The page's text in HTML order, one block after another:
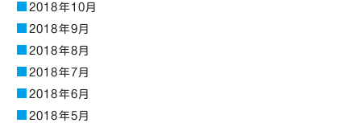
2018年10月
2018年9月
2018年8月
2018年7月
2018年6月
2018年5月